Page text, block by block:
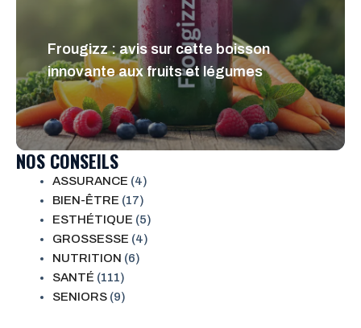
Frougizz : avis sur cette boisson
innovante aux fruits et légumes
NOS CONSEILS
ASSURANCE (4)
BIEN-ÊTRE (17)
ESTHÉTIQUE (5)
GROSSESSE (4)
NUTRITION (6)
SANTÉ (111)
SENIORS (9)